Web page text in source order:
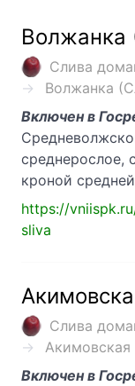
Волжанка
Слива
Волжанка
Включен в
среднерослое,
кроной
https://
sliva
Слива
Акимовская
Включен в